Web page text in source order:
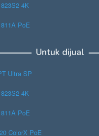
4K
PoE
Untuk dijual
Ultra SP
4K
PoE
ColorX PoE